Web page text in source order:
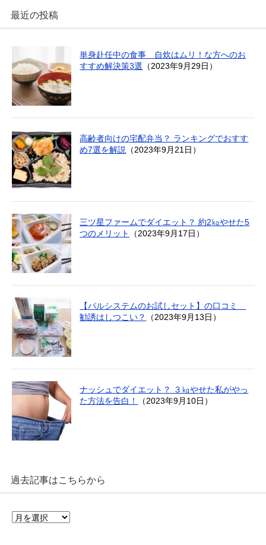
最近の投稿
単身赴任中の食事 自炊はムリ！な方へのお
すすめ解決策3選 （2023年9月29日）
高齢者向けの宅配弁当？ ランキングでおすす
め7選を解説
（2023年9月21日）
三ツ星ファームでダイエット？ 約2㎏やせた5
つのメリット
（2023年9月17日）
【パルシステムのお試しセット】の口コミ
勧誘はしつこい？
（2023年9月13日）
ナッシュでダイエット？ ３㎏やせた私がやっ
た方法を告白！
（2023年9月10日）
過去記事はこちらから
過